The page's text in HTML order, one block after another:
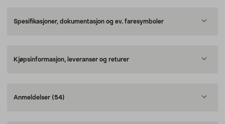
Spesifikasjoner, dokumentasjon og ev. faresymboler
Kjøpsinformasjon, leveranser og returer
Anmeldelser (54)